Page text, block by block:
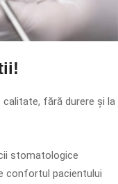
fără durere și la
stomatologice
confortul pacientului